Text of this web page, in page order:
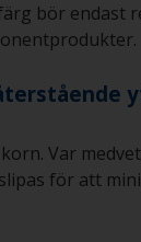
bör endast
korn. Var
för att